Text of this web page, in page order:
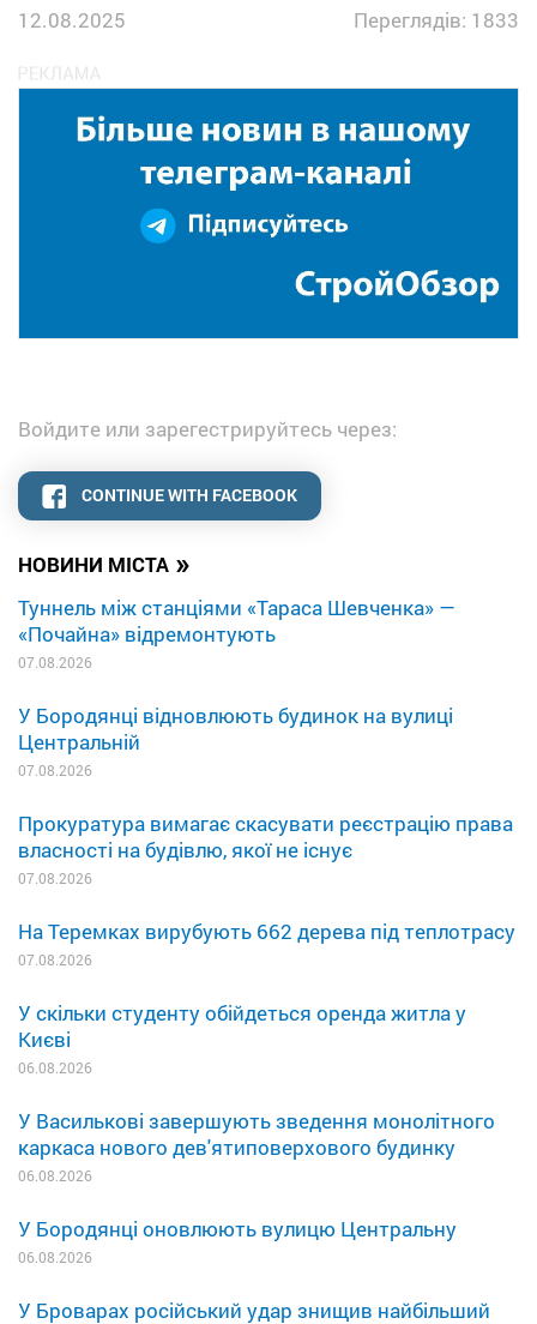
НОВИНИ МІСТА »
Туннель між станціями «Тараса Шевченка» —
«Почайна» відремонтують
07.08.2026
У Бородянці відновлюють будинок на вулиці
Центральній
07.08.2026
Прокуратура вимагає скасувати реєстрацію права
власності на будівлю, якої не існує
07.08.2026
На Теремках вирубують 662 дерева під теплотрасу
07.08.2026
У скільки студенту обійдеться оренда житла у
Києві
06.08.2026
У Василькові завершують зведення монолітного
каркаса нового дев'ятиповерхового будинку
06.08.2026
У Бородянці оновлюють вулицю Центральну
06.08.2026
У Броварах російський удар знищив найбільший
12.08.2025
Переглядів: 1833
Войдите или зарегестрируйтесь через:
CONTINUE WITH FACEBOOK